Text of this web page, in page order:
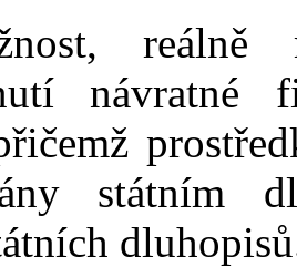
reálně
návratné
státním